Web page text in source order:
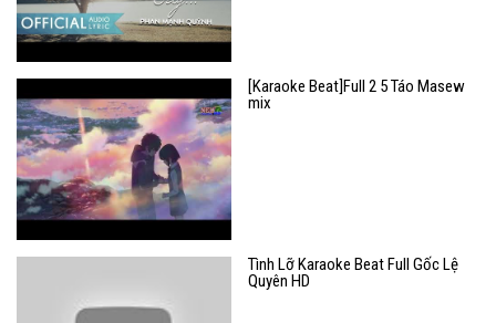
[Karaoke Beat]Full 2 5 Táo Masew
mix
Tình Lỡ Karaoke Beat Full Gốc Lệ
Quyên HD